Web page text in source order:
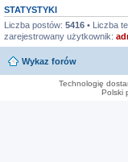
STATYSTYKI
Liczba postów: 5416 • Liczba
zarejestrowany użytkownik:
Wykaz forów
Technologię
Polski